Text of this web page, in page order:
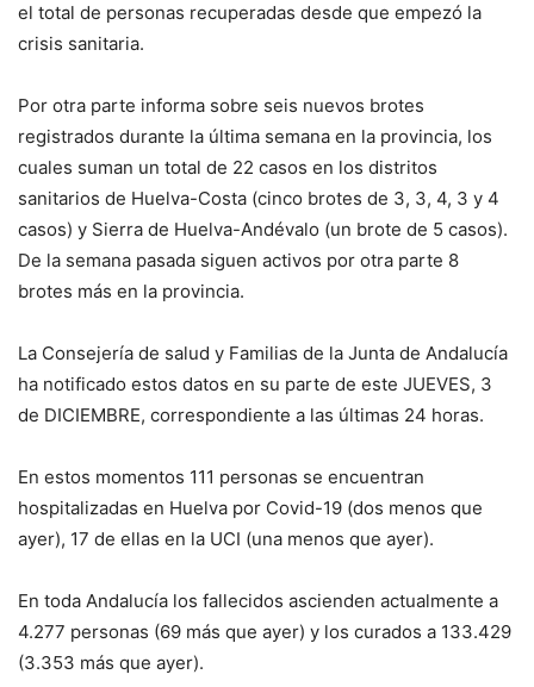
el total de personas recuperadas desde que empezó la
crisis sanitaria.
Por otra parte informa sobre seis nuevos brotes
registrados durante la última semana en la provincia, los
cuales suman un total de 22 casos en los distritos
sanitarios de Huelva-Costa (cinco brotes de 3, 3, 4, 3 y 4
casos) y Sierra de Huelva-Andévalo (un brote de 5 casos).
De la semana pasada siguen activos por otra parte 8
brotes más en la provincia.
La Consejería de salud y Familias de la Junta de Andalucía
ha notificado estos datos en su parte de este JUEVES, 3
de DICIEMBRE, correspondiente a las últimas 24 horas.
En estos momentos 111 personas se encuentran
hospitalizadas en Huelva por Covid-19 (dos menos que
ayer), 17 de ellas en la UCI (una menos que ayer).
En toda Andalucía los fallecidos ascienden actualmente a
4.277 personas (69 más que ayer) y los curados a 133.429
(3.353 más que ayer).